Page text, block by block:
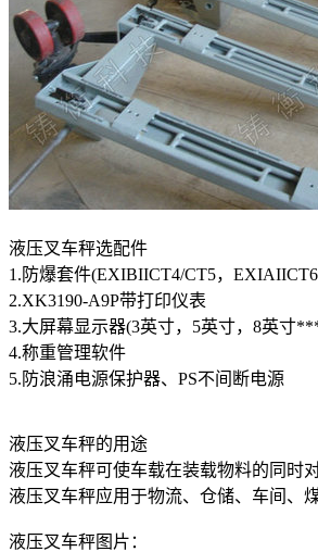
液压叉车秤选配件
1.防爆套件(EXIBIICT4/CT5，
2.XK3190-A9P带打印仪表
3.大屏幕显示器(3英寸，5英寸，8英寸
4.称重管理软件
5.防浪涌电源保护器、PS不间断电源
液压叉车秤的用途
液压叉车秤可使车载在装载物料的同时
液压叉车秤应用于物流、仓储、车间、
液压叉车秤图片：